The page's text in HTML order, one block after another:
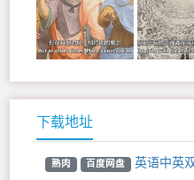
下载地址
熟肉 百度网盘 英语中英